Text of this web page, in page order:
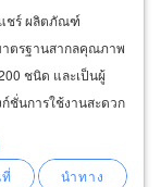
แชร์ ผลิตภัณฑ์
าตรฐานสากลคุณภาพ
ชนิด และเป็นผู้
ชั่นการใช้งานสะดวก